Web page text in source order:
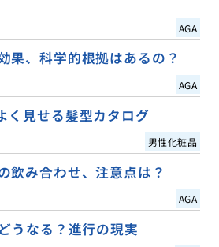
AGA
果、科学的根拠はあるの？
AGA
く見せる髪型カタログ
男性化粧品
飲み合わせ、注意点は？
AGA
うなる？進行の現実